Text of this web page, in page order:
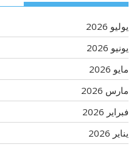
يوليو 2026
يونيو 2026
مايو 2026
مارس 2026
فبراير 2026
يناير 2026